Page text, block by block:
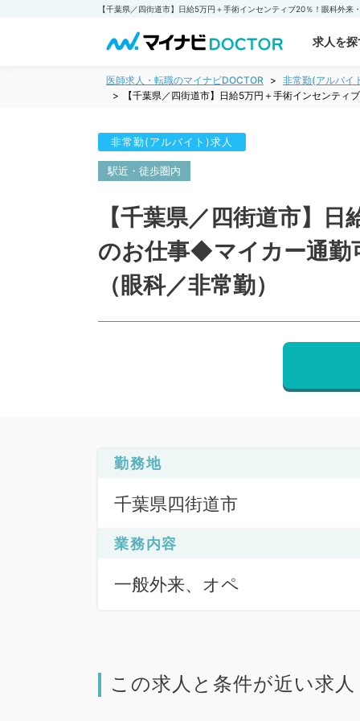
求人を探
医師求人・転職のマイナビDOCTOR
非常勤(アルバイ
【千葉県／四街道市】日給5万円＋手術インセンテ
非常勤(アルバイト)求人
駅近・徒歩圏内
【千葉県／四街道市】
のお仕事◆マイカー通勤
（眼科／非常勤）
勤務地
千葉県四街道市
業務内容
一般外来、オペ
この求人と条件が近い求人